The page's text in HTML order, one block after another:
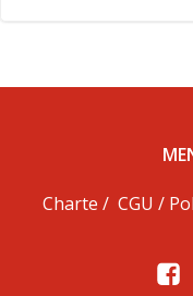
Charte / CGU /